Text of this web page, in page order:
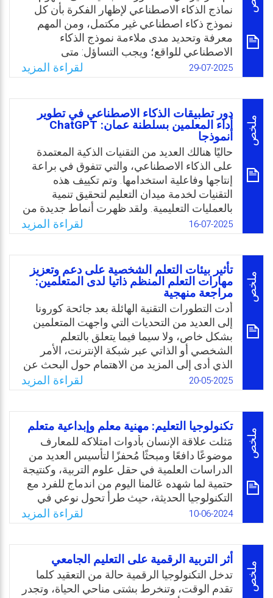
بيانات الطلاب لتحديد نقاط القوة والضعف،
وتقديم محتوى تعليمي مصمم خصيصًا لكل
طالب. وعليه، وفي العقود الأخيرة، تحولت
التكنولوجيا إلى عامل رئيس في تشكيل مستقبل
البشرية.
WhatsApp
Facebook
Twitter
Email
نماذج الذكاء الاصطناعي لإظهار الفكرة بأن كل
نموذج ذكاء اصطناعي غير مكتمل، ومن المهم
معرفة وتحديد مدى ملاءمة نموذج الذكاء
الاصطناعي للواقع؛ ويجب التساؤل: متى
سيتعطل هذا النموذج؛ وكيف؟
صحيح إن الذكاء الاصطناعي غير محدود في
قدراته المحتملة وتقريبًا يمثل خيارًا مثاليًا تقريبًا
للواقع ويمكن أن ينقل الإثارة حول احتمالات
المستقبل. ومع ذلك، يمكن أن يكون المستقبل
ذروة البيع. وبالمثل، في بعض الأحيان يتوقف
الناس عن استدعاء نموذج الذكاء الاصطناعي
عندما يصبح استخدامه شائعة، ومع ذلك، لا تزال
هذه الأنظمة نماذج للذكاء الاصطناعي مع جميع
المخاطر التي تمت مناقشتها بهذه الورقة البحثية.
WhatsApp
Facebook
Twitter
Email
29-07-2025 لقراءة المزيد
ملخص
دور تطبيقات الذكاء الاصطناعي في تطوير
أداء المعلمين بسلطنة عمان: ChatGPT
أنموذجا
حاليًا هنالك العديد من التقنيات الذكية المعتمدة
على الذكاء الاصطناعي، والتي تتفوق في براعة
إنتاجها وفاعلية استخدامها. وتم تكييف هذه
التقنيات لخدمة ميدان التعليم لتحقيق تنمية
بالعمليات التعليمية. ولقد ظهرت أنماط جديدة من
الذكاء الاصطناعي مثل نظم التعليم الذكية
والنظم الخبيرة. وقد شكلت هذه الأنماط نظامًا
متكاملًا يسهم في الاستفادة الأمثل من
التكنولوجيا الحديثة في سياق العملية التعليمية.
ومن تلك التطبيقات تطبيق ChatGPT وهو نموذج
البرمجة اللغوية العصبية، ويهدف لإنشاء نص
لغوي علمي. وقد أظهر التطبيق أداءًا متفوقًا في
مجموعة متنوعة من المجالات في الحياة مثل
تقديم محتوى علمي متكامل وإنشاء مقالات
قصيرة.
WhatsApp
Facebook
Twitter
Email
16-07-2025 لقراءة المزيد
ملخص
تأثير بيئات التعلم الشخصية على دعم وتعزيز
مهارات التعلم المنظم ذاتيا لدى المتعلمين:
مراجعة منهجية
أدت التطورات التقنية الهائلة بعد جائحة كورونا
إلى العديد من التحديات التي واجهت المتعلمين
بشكل خاص، ولا سيما فيما يتعلق بالتعلم
الشخصي أو الذاتي عبر شبكة الإنترنت، الأمر
الذي أدى إلى المزيد من الاهتمام حول البحث عن
المهارات اللازمة لرفع مستوى المعرفة التقنية
والتنظيم الذاتي. وعليه، تقدم هذه الدراسة
استعراضًا أدبيًا حول الدراسات الحديثة التي
أجريت بين عامي (2018-2024) م حول تأثير
بيئات التعلم الشخصية personal learning
environments (PLE) لدعم وتعزيز التعلم
المنظم ذاتيًا Self-Regulated Learning (SRL).
حيث توضح بالتفصيل عِلة ملائمتهما لبعضهما
وتنافس موضوعات الدراسة الخاصة بهما. كما
وتشرح أدوار ووظائف كل مفهوم على حده
وكيف يؤثر ويتأثر بعضهما على الآخر، بالإضافة
لتصميم بيئات التعلم الشخصية.
WhatsApp
Facebook
Twitter
Email
20-05-2025 لقراءة المزيد
ملخص
تكنولوجيا التعليم: مهنية معلم وإبداعية متعلم
مَثلت علاقة الإنسان بأدوات امتلاكه للمعارف
موضوعًا دافعًا ومبحثًا مُحفزًا لتأسيس العديد من
الدراسات العلمية في حقل علوم التربية، وكنتيجة
حتمية لما شهده عَالمنا اليوم من اندماج للفرد مع
التكنولوجيا الحديثة، حيث طرأ تحول نوعي في
أداء المعلم والمتعلم داخل الأنظمة التربوية. كما
وساهمت التكنولوجيا في تجويد نوعية عمليات
البحث ونواتجها، وكانت سبب حقيقي لبروز أنماط
وطرق للتعليم والتعلم متماهية مع خصوصية
المتعلم-الإنسان. والسؤال: هل هناك علاقة بين
تكنولوجيا التعليم وعمليات التعليم والتعلم؟ وكيف
10-06-2024 لقراءة المزيد
ملخص
أثر التربية الرقمية على التعليم الجامعي
تدخل التكنولوجيا الرقمية حالة من التعقيد كلما
تقدم الوقت، وتنخرط بشتى مناحي الحياة، وتجدر